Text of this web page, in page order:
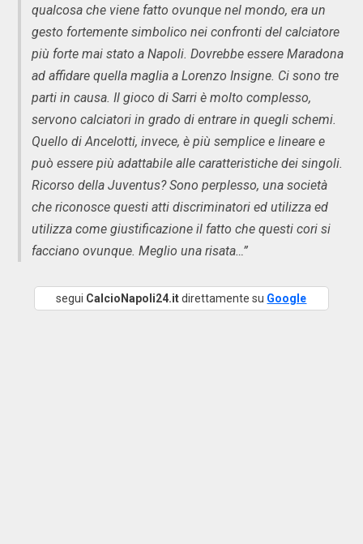
qualcosa che viene fatto ovunque nel mondo, era un
gesto fortemente simbolico nei confronti del calciatore
più forte mai stato a Napoli. Dovrebbe essere Maradona
ad affidare quella maglia a Lorenzo Insigne. Ci sono tre
parti in causa. Il gioco di Sarri è molto complesso,
servono calciatori in grado di entrare in quegli schemi.
Quello di Ancelotti, invece, è più semplice e lineare e
può essere più adattabile alle caratteristiche dei singoli.
Ricorso della Juventus? Sono perplesso, una società
che riconosce questi atti discriminatori ed utilizza ed
utilizza come giustificazione il fatto che questi cori si
facciano ovunque. Meglio una risata…”
segui CalcioNapoli24.itdirettamente su Google